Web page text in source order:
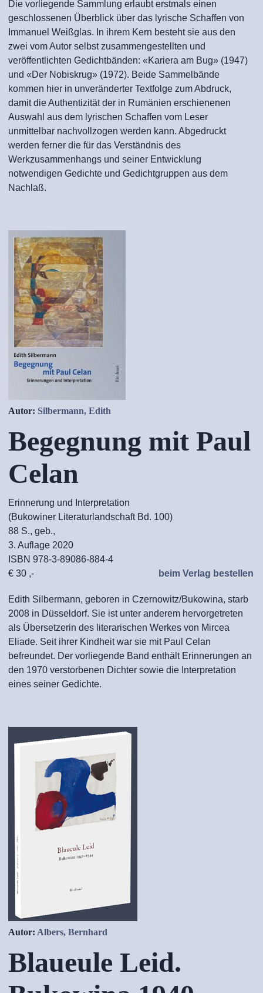
Die vorliegende Sammlung erlaubt erstmals einen
geschlossenen Überblick über das lyrische Schaffen von
Immanuel Weißglas. In ihrem Kern besteht sie aus den
zwei vom Autor selbst zusammengestellten und
veröffentlichten Gedichtbänden: «Kariera am Bug» (1947)
und «Der Nobiskrug» (1972). Beide Sammelbände
kommen hier in unveränderter Textfolge zum Abdruck,
damit die Authentizität der in Rumänien erschienenen
Auswahl aus dem lyrischen Schaffen vom Leser
unmittelbar nachvollzogen werden kann. Abgedruckt
werden ferner die für das Verständnis des
Werkzusammenhangs und seiner Entwicklung
notwendigen Gedichte und Gedichtgruppen aus dem
Nachlaß.
Autor: Silbermann, Edith
Begegnung mit Paul
Celan
Erinnerung und Interpretation
(Bukowiner Literaturlandschaft Bd. 100)
88 S., geb.,
3. Auflage 2020
ISBN 978-3-89086-884-4
€ 30 ,-
beim Verlag bestellen
Edith Silbermann, geboren in Czernowitz/Bukowina, starb
2008 in Düsseldorf. Sie ist unter anderem hervorgetreten
als Übersetzerin des literarischen Werkes von Mircea
Eliade. Seit ihrer Kindheit war sie mit Paul Celan
befreundet. Der vorliegende Band enthält Erinnerungen an
den 1970 verstorbenen Dichter sowie die Interpretation
eines seiner Gedichte.
Autor: Albers, Bernhard
Blaueule Leid.